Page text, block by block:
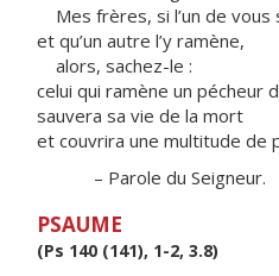
Mes frères, si l’un de vous
et qu’un autre l’y ramène,
alors, sachez-le :
celui qui ramène un pécheur
sauvera sa vie de la mort
et couvrira une multitude de
– Parole du Seigneur.
PSAUME
(Ps 140 (141), 1-2, 3.8)